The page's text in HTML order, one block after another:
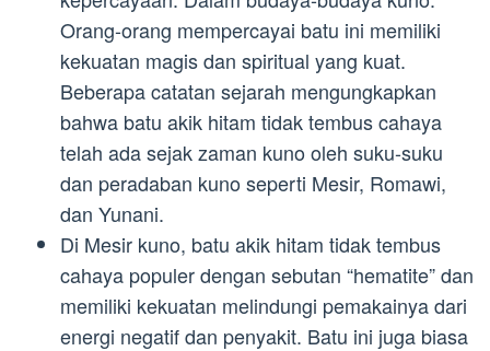
Orang-orang mempercayai batu ini memiliki
kekuatan magis dan spiritual yang kuat.
Beberapa catatan sejarah mengungkapkan
bahwa batu akik hitam tidak tembus cahaya
telah ada sejak zaman kuno oleh suku-suku
dan peradaban kuno seperti Mesir, Romawi,
dan Yunani.
Di Mesir kuno, batu akik hitam tidak tembus
cahaya populer dengan sebutan “hematite” dan
memiliki kekuatan melindungi pemakainya dari
energi negatif dan penyakit. Batu ini juga biasa